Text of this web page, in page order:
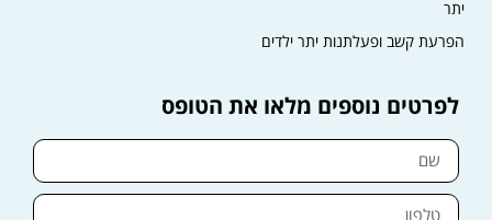
יתר
הפרעת קשב ופעלתנות יתר ילדים
לפרטים נוספים מלאו את הטופס